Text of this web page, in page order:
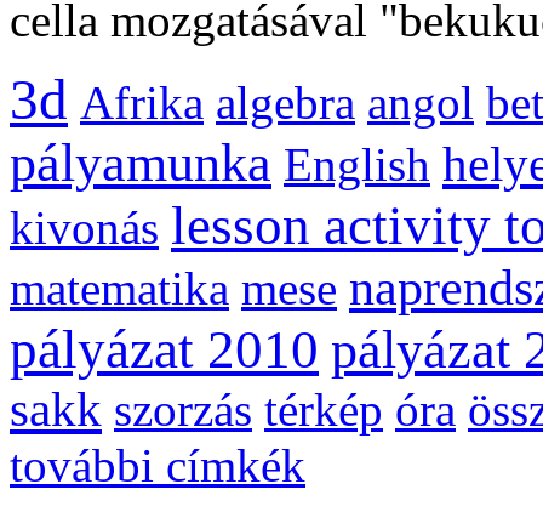
cella mozgatásával
3d Afrika algebra angol
pályamunka English
kivonás lesson activity
matematika mese
pályázat 2010 pályázat
sakk szorzás térkép óra
további címkék